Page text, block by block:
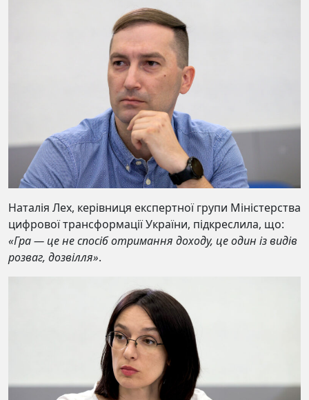
Наталія Лех, керівниця експертної групи Міністерства
цифрової трансформації України, підкреслила, що:
«Гра — це не спосіб отримання доходу, це один із видів
розваг, дозвілля».